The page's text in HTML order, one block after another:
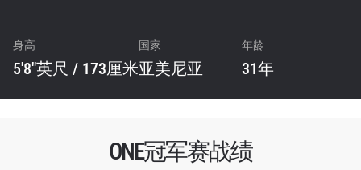
身高
5'8"英尺 / 173厘米
国家
亚美尼亚
年龄
31年
ONE冠军赛战绩